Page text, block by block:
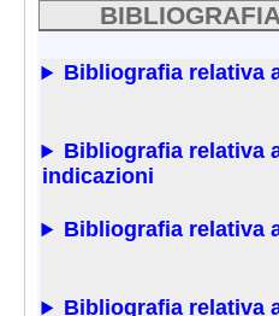
Bibliografia relativa
Bibliografia relativa
indicazioni
Bibliografia relativa
Bibliografia relativa